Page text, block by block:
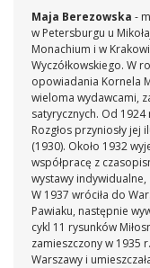
Maja Berezowska -
w Petersburgu u
Monachium i w
Wyczółkowskiego. W
opowiadania Kornela
wieloma wydawcami,
satyrycznych. Od 1924
Rozgłos przyniosły
(1930). Około 1932
współpracę z
wystawy indywidualne,
W 1937 wróciła do
Pawiaku, następnie
cykl 11 rysunków
zamieszczony w 1935
Warszawy i